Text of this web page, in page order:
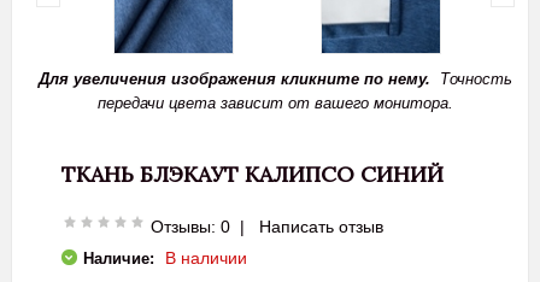
Для увеличения изображения кликните по нему. Точность
передачи цвета зависит от вашего монитора.
ТКАНЬ БЛЭКАУТ КАЛИПСО СИНИЙ
Отзывы: 0 | Написать отзыв
Наличие: В наличии